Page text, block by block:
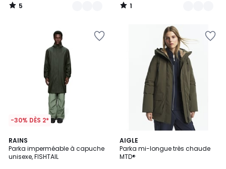
5
/
1
/
-30% DÈS 2*
RAINS
Parka imperméable à capuche
unisexe, FISHTAIL
AIGLE
Parka mi-longue très chaude
MTD®